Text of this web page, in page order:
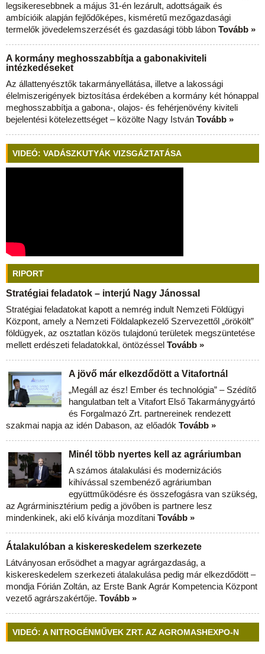
legsikeresebbnek a május 31-én lezárult, adottságaik és
ambícióik alapján fejlődőképes, kisméretű mezőgazdasági
termelők jövedelemszerzését és gazdasági több lábon Tovább »
A kormány meghosszabbítja a gabonakiviteli
intézkedéseket
Az állattenyésztők takarmányellátása, illetve a lakossági
élelmiszerigények biztosítása érdekében a kormány két hónappal
meghosszabbítja a gabona-, olajos- és fehérjenövény kiviteli
bejelentési kötelezettséget – közölte Nagy István Tovább »
VIDEÓ: VADÁSZKUTYÁK VIZSGÁZTATÁSA
RIPORT
Stratégiai feladatok – interjú Nagy Jánossal
Stratégiai feladatokat kapott a nemrég indult Nemzeti Földügyi
Központ, amely a Nemzeti Földalapkezelő Szervezettől „örökölt”
földügyek, az osztatlan közös tulajdonú területek megszüntetése
mellett erdészeti feladatokkal, öntözéssel Tovább »
A jövő már elkezdődött a Vitafortnál
„Megáll az ész! Ember és technológia” – Szédítő
hangulatban telt a Vitafort Első Takarmánygyártó
és Forgalmazó Zrt. partnereinek rendezett
szakmai napja az idén Dabason, az előadók Tovább »
Minél több nyertes kell az agráriumban
A számos átalakulási és modernizációs
kihívással szembenéző agráriumban
együttműködésre és összefogásra van szükség,
az Agrárminisztérium pedig a jövőben is partnere lesz
mindenkinek, aki elő kívánja mozdítani Tovább »
Átalakulóban a kiskereskedelem szerkezete
Látványosan erősödhet a magyar agrárgazdaság, a
kiskereskedelem szerkezeti átalakulása pedig már elkezdődött –
mondja Fórián Zoltán, az Erste Bank Agrár Kompetencia Központ
vezető agrárszakértője. Tovább »
VIDEÓ: A NITROGÉNMŰVEK ZRT. AZ AGROMASHEXPO-N